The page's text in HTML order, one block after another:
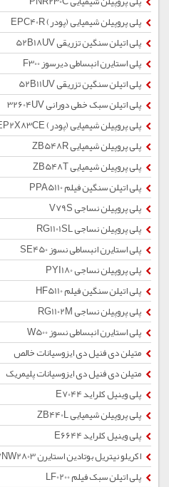
پلی پروپیلن شیمیایی (پودر) EPC40R
پلی اتیلن سنگین تزریقی 52B18UV
پلی استایرن انبساطی دیرسوز F300
پلی اتیلن سنگین تزریقی 52B11UV
پلی اتیلن سبک خطی دورانی 32604UV
پلی پروپیلن شیمیایی (پودر) EP2X83CE
پلی پروپیلن شیمیایی ZB548R
پلی پروپیلن شیمیایی ZB548T
پلی اتیلن سنگین فیلم PPA5110
پلی پروپیلن نساجی V79S
پلی پروپیلن نساجی RG1101SL
پلی استایرن انبساطی نسوز SE450
پلی پروپیلن نساجی PYI180
پلی اتیلن سنگین فیلم HF5110
پلی پروپیلن نساجی RG1102M
پلی استایرن انبساطی نسوز W500
متیلن دی فنیل دی ایزوسیانات خالص
متیلن دی فنیل دی ایزوسیانات پلیمریک
پلی وینیل کلراید E7044
پلی پروپیلن شیمیایی ZB440L
پلی وینیل کلراید E6644
اکریلو نیتریل بوتادین استایرن SV0157NW2803
پلی اتیلن سبک فیلم LF0200